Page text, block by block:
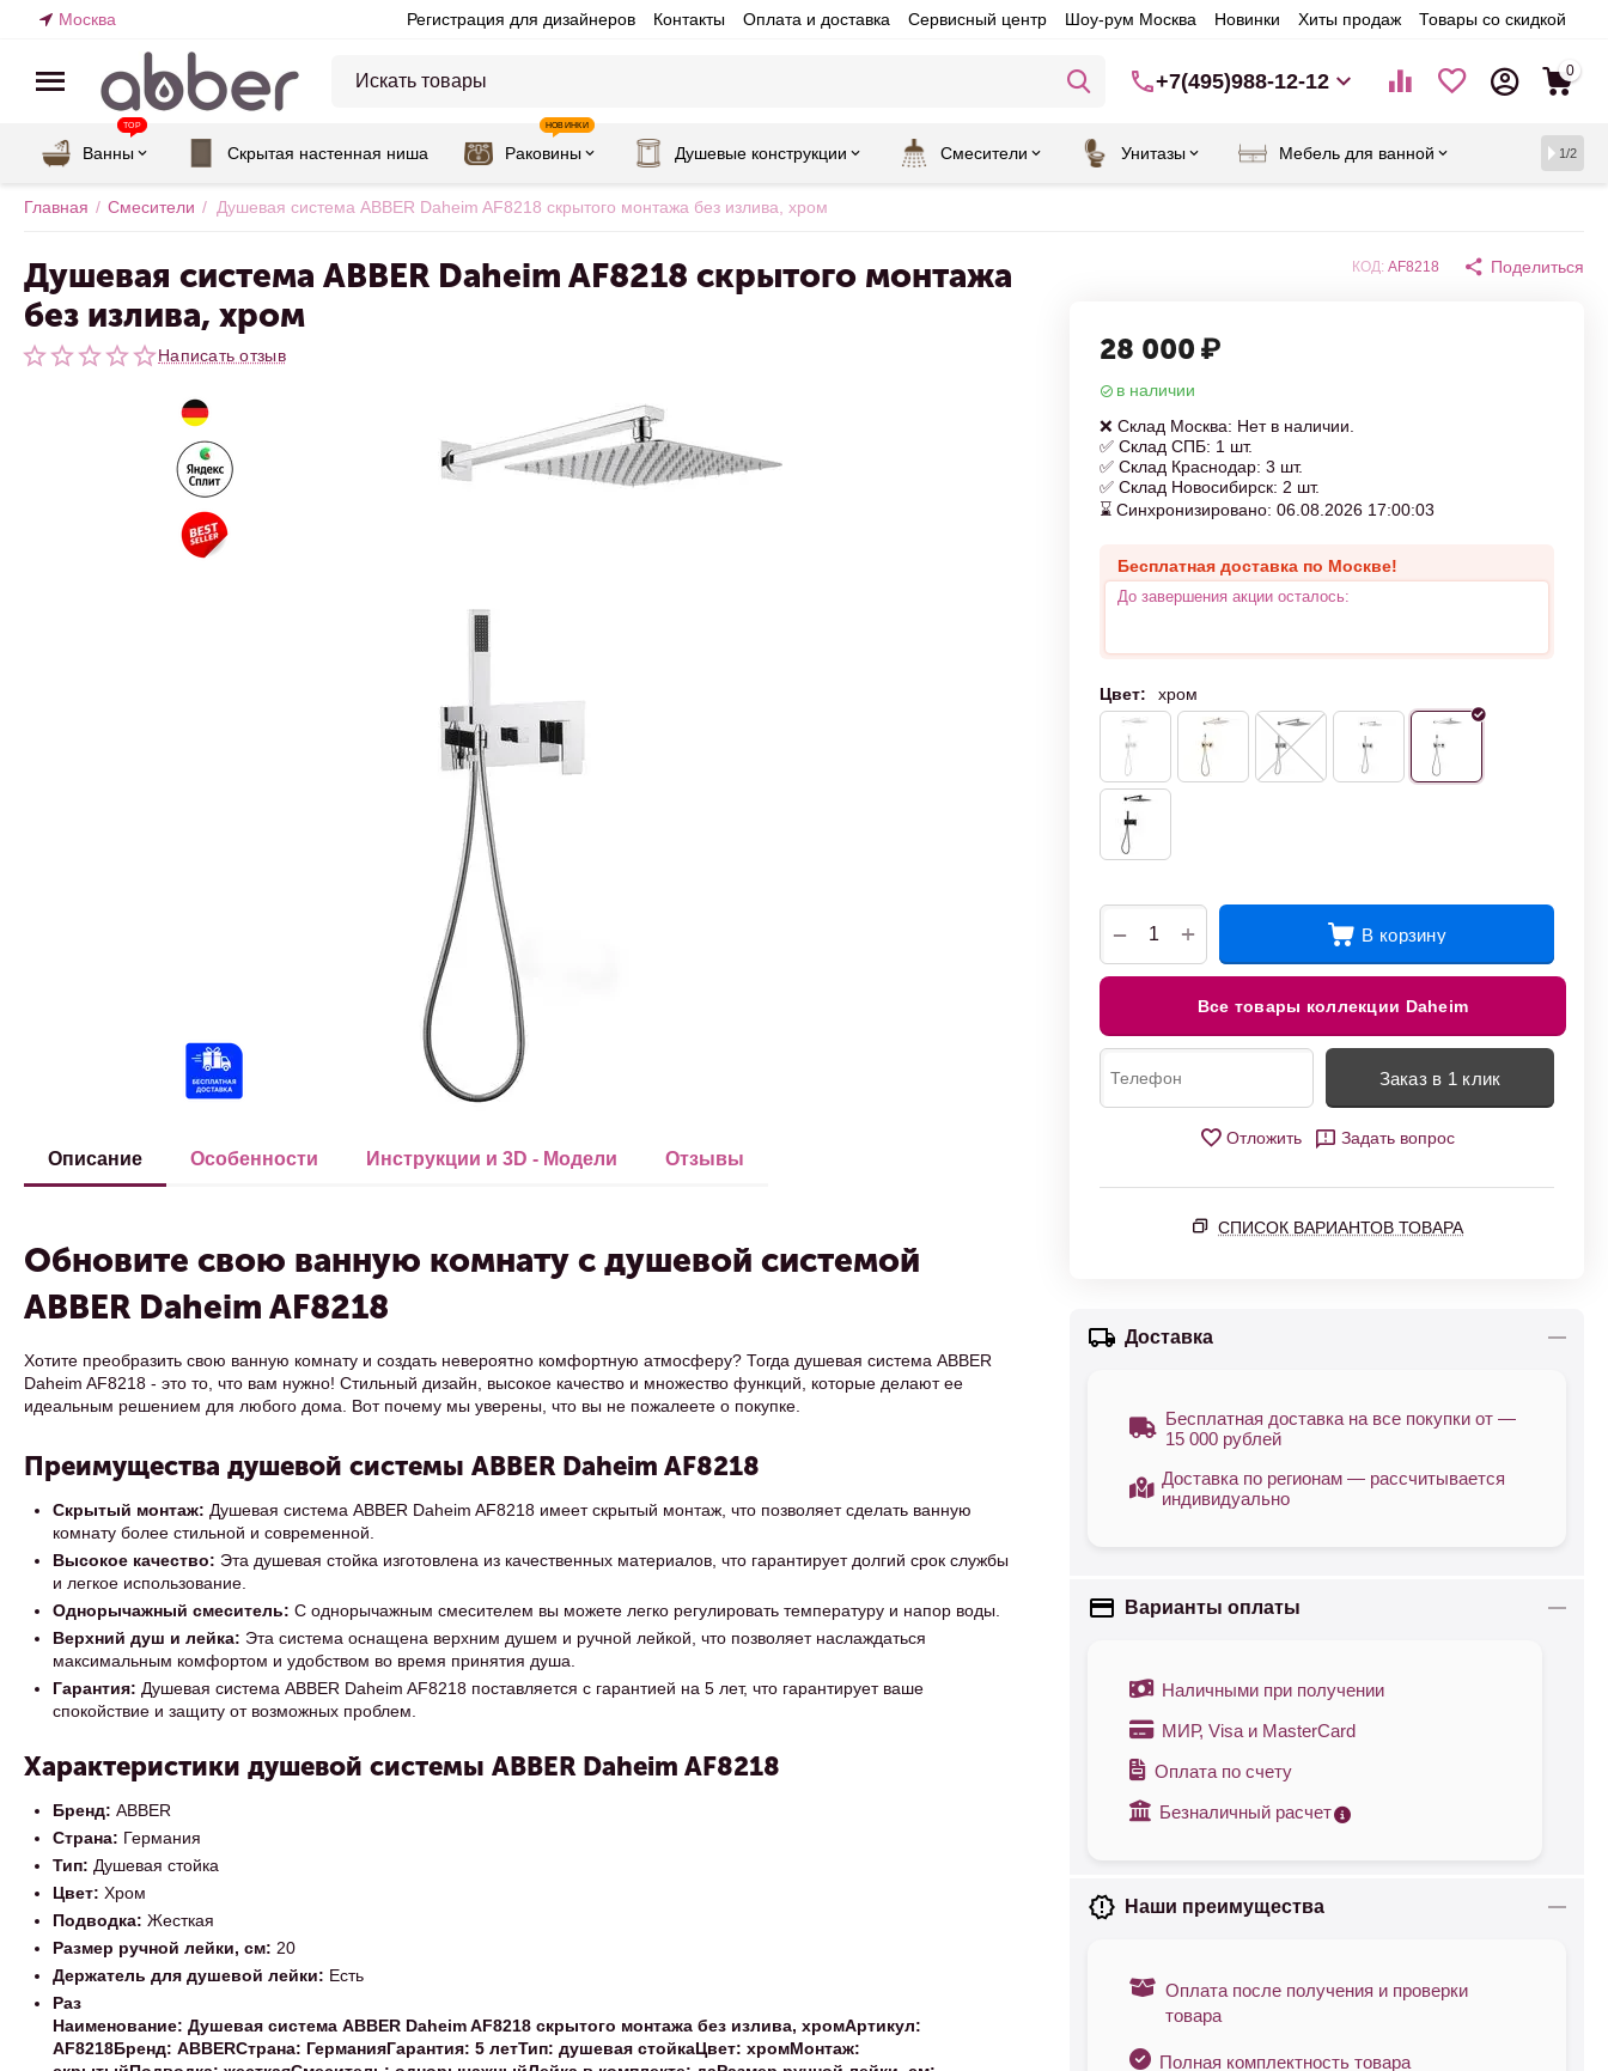
Москва Регистрация для дизайнеров Контакты Оплата и доставка Сервисный центр Шоу-рум Москва Новинки Хиты продаж Товары со скидкой
+7(495)988-12-12 0
Ванны
TOP
Скрытая настенная ниша Раковины
НОВИНКИ
Душевые конструкции Смесители Унитазы Мебель для ванной 1/2
Главная / Смесители / Душевая система ABBER Daheim AF8218 скрытого монтажа без излива, хром
Душевая система ABBER Daheim AF8218 скрытого монтажа
без излива, хром
Написать отзыв
КОД: AF8218 Поделиться
28 000 ₽
в наличии
❌ Склад Москва: Нет в наличии.
✅ Склад СПБ: 1 шт.
✅ Склад Краснодар: 3 шт.
✅ Склад Новосибирск: 2 шт.
⌛ Синхронизировано: 06.08.2026 17:00:03
Бесплатная доставка по Москве!
До завершения акции осталось:
Цвет: хром
+
− В корзину
Все товары коллекции Daheim
Заказ в 1 клик
Отложить Задать вопрос
СПИСОК ВАРИАНТОВ ТОВАРА
Доставка
Бесплатная доставка на все покупки от —
15 000 рублей
Доставка по регионам — рассчитывается
индивидуально
Варианты оплаты
Наличными при получении
МИР, Visa и MasterCard
Оплата по счету
Безналичный расчет
Наши преимущества
Оплата после получения и проверки
товара
Полная комплектность товара
Описание Особенности Инструкции и 3D - Модели Отзывы
Обновите свою ванную комнату с душевой системой
ABBER Daheim AF8218
Хотите преобразить свою ванную комнату и создать невероятно комфортную атмосферу? Тогда душевая система ABBER
Daheim AF8218 - это то, что вам нужно! Стильный дизайн, высокое качество и множество функций, которые делают ее
идеальным решением для любого дома. Вот почему мы уверены, что вы не пожалеете о покупке.
Преимущества душевой системы ABBER Daheim AF8218
Скрытый монтаж: Душевая система ABBER Daheim AF8218 имеет скрытый монтаж, что позволяет сделать ванную
комнату более стильной и современной.
Высокое качество: Эта душевая стойка изготовлена из качественных материалов, что гарантирует долгий срок службы
и легкое использование.
Однорычажный смеситель: С однорычажным смесителем вы можете легко регулировать температуру и напор воды.
Верхний душ и лейка: Эта система оснащена верхним душем и ручной лейкой, что позволяет наслаждаться
максимальным комфортом и удобством во время принятия душа.
Гарантия: Душевая система ABBER Daheim AF8218 поставляется с гарантией на 5 лет, что гарантирует ваше
спокойствие и защиту от возможных проблем.
Характеристики душевой системы ABBER Daheim AF8218
Бренд: ABBER
Страна: Германия
Тип: Душевая стойка
Цвет: Хром
Подводка: Жесткая
Размер ручной лейки, см: 20
Держатель для душевой лейки: Есть
Раз
Наименование: Душевая система ABBER Daheim AF8218 скрытого монтажа без излива, хромАртикул:
AF8218Бренд: ABBERСтрана: ГерманияГарантия: 5 летТип: душевая стойкаЦвет: хромМонтаж: